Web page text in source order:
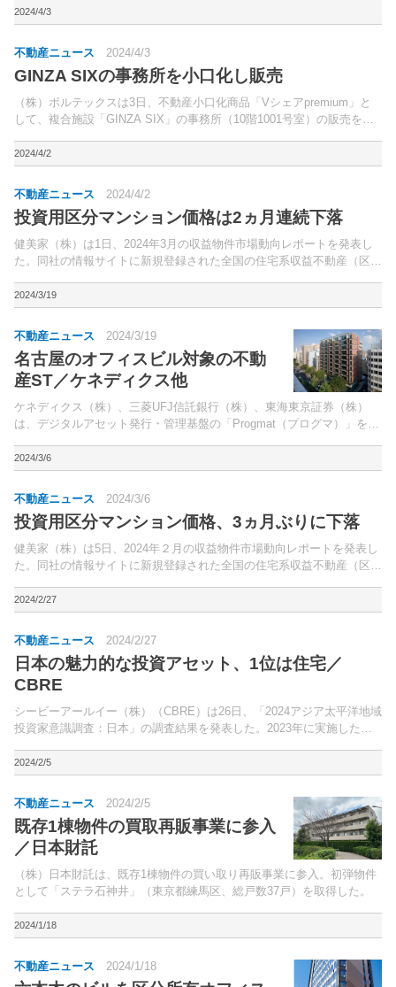
2024/4/3
不動産ニュース 2024/4/3
GINZA SIXの事務所を小口化し販売
（株）ボルテックスは3日、不動産小口化商品「Vシェアpremium」と
して、複合施設「GINZA SIX」の事務所（10階1001号室）の販売を開
2024/4/2
不動産ニュース 2024/4/2
投資用区分マンション価格は2ヵ月連続下落
健美家（株）は1日、2024年3月の収益物件市場動向レポートを発表し
た。同社の情報サイトに新規登録された全国の住宅系収益不動産（区分
を集計したもの。
2024/3/19
不動産ニュース 2024/3/19
名古屋のオフィスビル対象の不動
産ST／ケネディクス他
ケネディクス（株）、三菱UFJ信託銀行（株）、東海東京証券（株）
は、デジタルアセット発行・管理基盤の「Progmat（プログマ）」を活
日、募集と発行が完了したと発表した。
2024/3/6
不動産ニュース 2024/3/6
投資用区分マンション価格、3ヵ月ぶりに下落
健美家（株）は5日、2024年２月の収益物件市場動向レポートを発表し
た。同社の情報サイトに新規登録された全国の住宅系収益不動産（区分
を集計したもの。
2024/2/27
不動産ニュース 2024/2/27
日本の魅力的な投資アセット、1位は住宅／
CBRE
シービーアールイー（株）（CBRE）は26日、「2024アジア太平洋地域
投資家意識調査：日本」の調査結果を発表した。2023年に実施した
投資家の回答を分析した。
2024/2/5
不動産ニュース 2024/2/5
既存1棟物件の買取再販事業に参入
／日本財託
（株）日本財託は、既存1棟物件の買い取り再販事業に参入。初弾物件
として「ステラ石神井」（東京都練馬区、総戸数37戸）を取得した。
2024/1/18
不動産ニュース 2024/1/18